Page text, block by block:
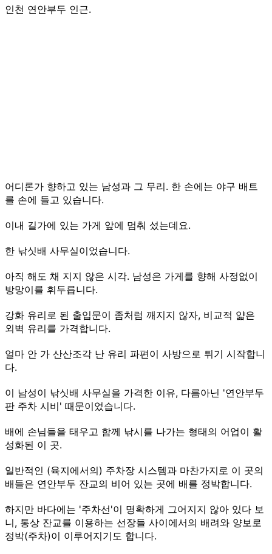
인천 연안부두 인근.
어디론가 향하고 있는 남성과 그 무리. 한 손에는 야구 배트
를 손에 들고 있습니다.
이내 길가에 있는 가게 앞에 멈춰 섰는데요.
한 낚싯배 사무실이었습니다.
아직 해도 채 지지 않은 시각. 남성은 가게를 향해 사정없이
방망이를 휘두릅니다.
강화 유리로 된 출입문이 좀처럼 깨지지 않자, 비교적 얇은
외벽 유리를 가격합니다.
얼마 안 가 산산조각 난 유리 파편이 사방으로 튀기 시작합니
다.
이 남성이 낚싯배 사무실을 가격한 이유, 다름아닌 '연안부두
판 주차 시비' 때문이었습니다.
배에 손님들을 태우고 함께 낚시를 나가는 형태의 어업이 활
성화된 이 곳.
일반적인 (육지에서의) 주차장 시스템과 마찬가지로 이 곳의
배들은 연안부두 잔교의 비어 있는 곳에 배를 정박합니다.
하지만 바다에는 '주차선'이 명확하게 그어지지 않아 있다 보
니, 통상 잔교를 이용하는 선장들 사이에서의 배려와 양보로
정박(주차)이 이루어지기도 합니다.